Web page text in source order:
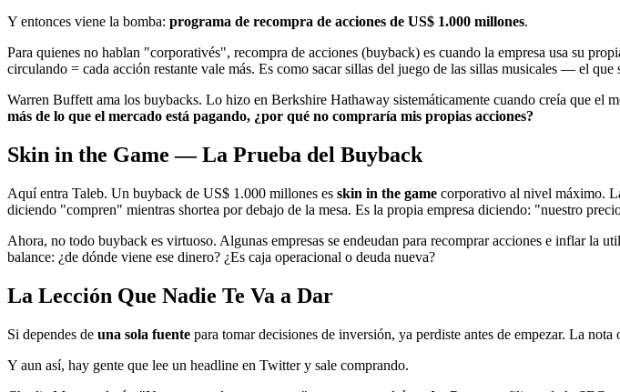
Y entonces viene la bomba: programa de recompra de acciones de US$ 1.000 millones.
Para quienes no hablan "corporativés", recompra de acciones (buyback) es cuando la empresa usa su
circulando = cada acción restante vale más. Es como sacar sillas del juego de las sillas musicales — el que
Warren Buffett ama los buybacks. Lo hizo en Berkshire Hathaway sistemáticamente cuando creía que el
más de lo que el mercado está pagando, ¿por qué no compraría mis propias acciones?
Skin in the Game — La Prueba del Buyback
Aquí entra Taleb. Un buyback de US$ 1.000 millones es skin in the game corporativo al nivel máximo.
diciendo "compren" mientras shortea por debajo de la mesa. Es la propia empresa diciendo: "nuestro
Ahora, no todo buyback es virtuoso. Algunas empresas se endeudan para recomprar acciones e inflar la
balance: ¿de dónde viene ese dinero? ¿Es caja operacional o deuda nueva?
La Lección Que Nadie Te Va a Dar
Si dependes de una sola fuente para tomar decisiones de inversión, ya perdiste antes de empezar. La
Y aun así, hay gente que lee un headline en Twitter y sale comprando.